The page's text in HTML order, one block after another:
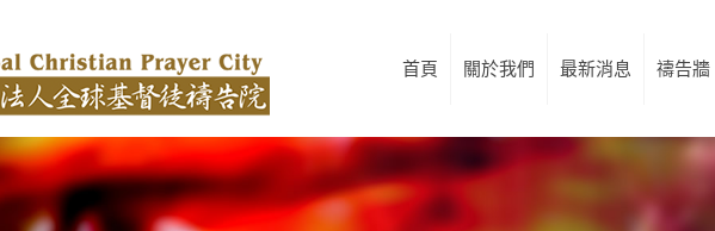
首頁 關於我們 最新消息 禱告牆